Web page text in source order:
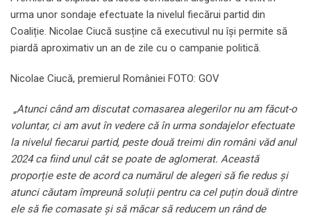
urma unor sondaje efectuate la nivelul fiecărui partid din
Coaliție. Nicolae Ciucă susține că executivul nu își permite să
piardă aproximativ un an de zile cu o campanie politică.
Nicolae Ciucă, premierul României FOTO: GOV
„Atunci când am discutat comasarea alegerilor nu am făcut-o
voluntar, ci am avut în vedere că în urma sondajelor efectuate
la nivelul fiecarui partid, peste două treimi din români văd anul
2024 ca fiind unul cât se poate de aglomerat. Această
proporție este de acord ca numărul de alegeri să fie redus și
atunci căutam împreună soluții pentru ca cel puțin două dintre
ele să fie comasate și să măcar să reducem un rând de